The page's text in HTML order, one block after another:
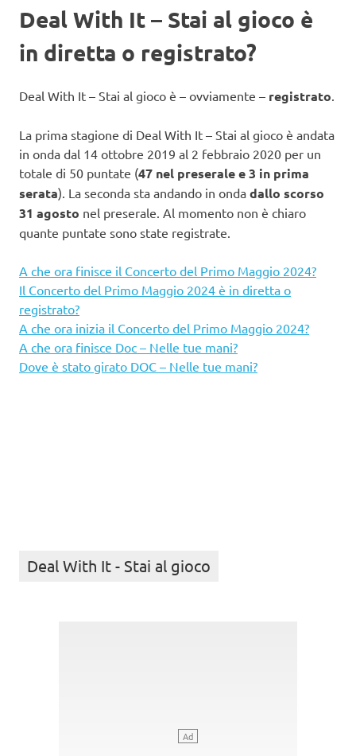
Deal With It – Stai al gioco è
in diretta o registrato?
Deal With It – Stai al gioco è – ovviamente – registrato
La prima stagione di Deal With It – Stai al gioco è andata
in onda dal 14 ottobre 2019 al 2 febbraio 2020 per un
totale di 50 puntate (47 nel preserale e 3 in prima
serata). La seconda sta andando in onda dallo scorso
31 agosto nel preserale. Al momento non è chiaro
quante puntate sono state registrate.
A che ora finisce il Concerto del Primo Maggio 2024?
Il Concerto del Primo Maggio 2024 è in diretta o
registrato?
A che ora inizia il Concerto del Primo Maggio 2024?
A che ora finisce Doc – Nelle tue mani?
Dove è stato girato DOC – Nelle tue mani?
Deal With It - Stai al gioco